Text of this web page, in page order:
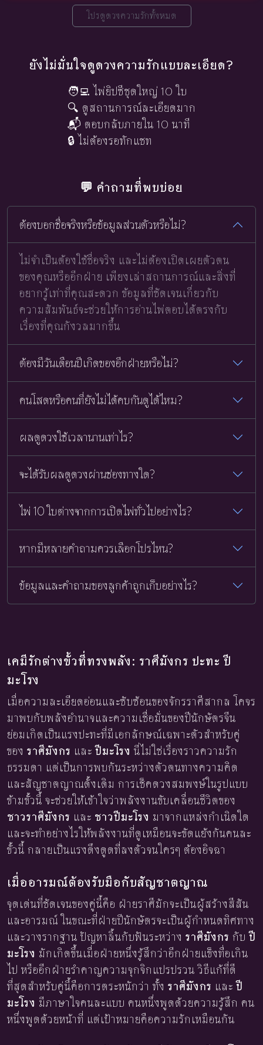
โปรดูดวงความรักทั้งหมด
ยังไม่มั่นใจดูดวงความรักแบบละเอียด?
🧑‍💻 ไพ่ยิปซีชุดใหญ่ 10 ใบ
🔍 ดูสถานการณ์ละเอียดมาก
📬 ตอบกลับภายใน 10 นาที
🔒 ไม่ต้องรอทักแชท
💬 คำถามที่พบบ่อย
ต้องบอกชื่อจริงหรือข้อมูลส่วนตัวหรือไม่?
ไม่จำเป็นต้องใช้ชื่อจริง และไม่ต้องเปิดเผยตัวตน
ของคุณหรืออีกฝ่าย เพียงเล่าสถานการณ์และสิ่งที่
อยากรู้เท่าที่คุณสะดวก ข้อมูลที่ชัดเจนเกี่ยวกับ
ความสัมพันธ์จะช่วยให้การอ่านไพ่ตอบได้ตรงกับ
เรื่องที่คุณกังวลมากขึ้น
ต้องมีวันเดือนปีเกิดของอีกฝ่ายหรือไม่?
คนโสดหรือคนที่ยังไม่ได้คบกันดูได้ไหม?
ผลดูดวงใช้เวลานานเท่าไร?
จะได้รับผลดูดวงผ่านช่องทางใด?
ไพ่ 10 ใบต่างจากการเปิดไพ่ทั่วไปอย่างไร?
หากมีหลายคำถามควรเลือกโปรไหน?
ข้อมูลและคำถามของลูกค้าถูกเก็บอย่างไร?
เคมีรักต่างขั้วที่ทรงพลัง: ราศีมังกร ปะทะ ปี
มะโรง
เมื่อความละเอียดอ่อนและซับซ้อนของจักรราศีสากล โคจร
มาพบกับพลังอำนาจและความเชื่อมั่นของปีนักษัตรจีน
ย่อมเกิดเป็นแรงปะทะที่มีเอกลักษณ์เฉพาะตัวสำหรับคู่
ของ ราศีมังกร และปีมะโรง นี่ไม่ใช่เรื่องราวความรัก
ธรรมดา แต่เป็นการพบกันระหว่างตัวตนทางความคิด
และสัญชาตญาณดั้งเดิม การเช็คดวงสมพงษ์ในรูปแบบ
ข้ามขั้วนี้ จะช่วยให้เข้าใจว่าพลังงานขับเคลื่อนชีวิตของ
ชาวราศีมังกร และ ชาวปีมะโรง มาจากแหล่งกำเนิดใด
และจะทำอย่างไรให้พลังงานที่ดูเหมือนจะขัดแย้งกันคนละ
ขั้วนี้ กลายเป็นแรงดึงดูดที่ลงตัวจนใครๆ ต้องอิจฉา
เมื่ออารมณ์ต้องรับมือกับสัญชาตญาณ
จุดเด่นที่ชัดเจนของคู่นี้คือ ฝ่ายราศีมักจะเป็นผู้สร้างสีสัน
และอารมณ์ ในขณะที่ฝ่ายปีนักษัตรจะเป็นผู้กำหนดทิศทาง
และวางรากฐาน ปัญหาลิ้นกับฟันระหว่าง ราศีมังกร กับปี
มะโรง มักเกิดขึ้นเมื่อฝ่ายหนึ่งรู้สึกว่าอีกฝ่ายแข็งทื่อเกิน
ไป หรืออีกฝ่ายรำคาญความจุกจิกแปรปรวน วิธีแก้ที่ดี
ที่สุดสำหรับคู่นี้คือการตระหนักว่า ทั้ง ราศีมังกร และปี
มะโรง มีภาษาใจคนละแบบ คนหนึ่งพูดด้วยความรู้สึก คน
หนึ่งพูดด้วยหน้าที่ แต่เป้าหมายคือความรักเหมือนกัน